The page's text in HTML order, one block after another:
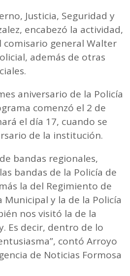
Justicia, Seguridad y
encabezó la actividad,
general Walter
además de otras
aniversario de la Policía
comenzó el 2 de
el día 17, cuando se
de la institución.
bandas regionales,
bandas de la Policía de
la del Regimiento de
y la de la Policía
nos visitó la de la
Es decir, dentro de lo
contó Arroyo
de Noticias Formosa